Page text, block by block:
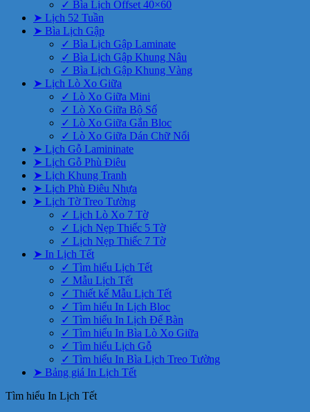
✓ Bìa Lịch Offset 40×60
➤ Lịch 52 Tuần
➤ Bìa Lịch Gập
✓ Bìa Lịch Gập Laminate
✓ Bìa Lịch Gập Khung Nâu
✓ Bìa Lịch Gập Khung Vàng
➤ Lịch Lò Xo Giữa
✓ Lò Xo Giữa Mini
✓ Lò Xo Giữa Bộ Số
✓ Lò Xo Giữa Gắn Bloc
✓ Lò Xo Giữa Dán Chữ Nổi
➤ Lịch Gỗ Lamininate
➤ Lịch Gỗ Phù Điêu
➤ Lịch Khung Tranh
➤ Lịch Phù Điêu Nhựa
➤ Lịch Tờ Treo Tường
✓ Lịch Lò Xo 7 Tờ
✓ Lịch Nẹp Thiếc 5 Tờ
✓ Lịch Nẹp Thiếc 7 Tờ
➤ In Lịch Tết
✓ Tìm hiểu Lịch Tết
✓ Mẫu Lịch Tết
✓ Thiết kế Mẫu Lịch Tết
✓ Tìm hiểu In Lịch Bloc
✓ Tìm hiểu In Lịch Để Bàn
✓ Tìm hiểu In Bìa Lò Xo Giữa
✓ Tìm hiểu Lịch Gỗ
✓ Tìm hiểu In Bìa Lịch Treo Tường
➤ Bảng giá In Lịch Tết
Tìm hiểu In Lịch Tết